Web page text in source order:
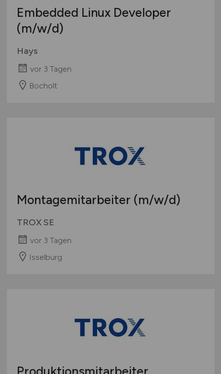
Embedded Linux Developer
(m/w/d)
Hays
vor 3 Tagen
Bocholt
Montagemitarbeiter (m/w/d)
TROX SE
vor 3 Tagen
Isselburg
Produktionsmitarbeiter